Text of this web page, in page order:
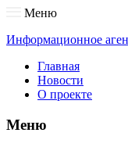
Меню
Информационное
Главная
Новости
О проекте
Меню